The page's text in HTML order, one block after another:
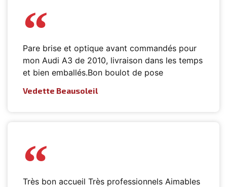
Pare brise et optique avant commandés pour
mon Audi A3 de 2010, livraison dans les temps
et bien emballés.Bon boulot de pose
Vedette Beausoleil
Très bon accueil Très professionnels Aimables